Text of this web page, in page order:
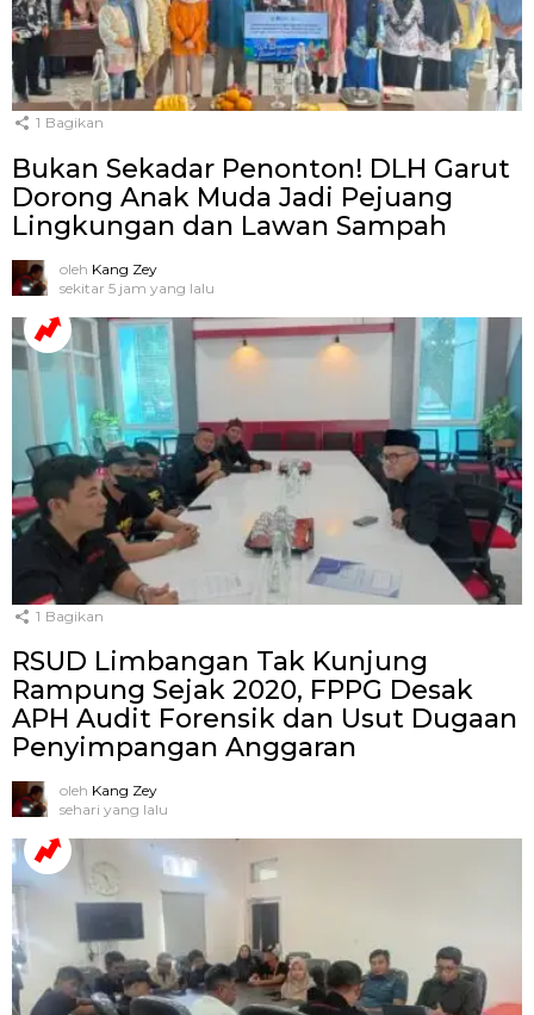
1 Bagikan
Bukan Sekadar Penonton! DLH Garut
Dorong Anak Muda Jadi Pejuang
Lingkungan dan Lawan Sampah
oleh Kang Zey
sekitar 5 jam yang lalu
1 Bagikan
RSUD Limbangan Tak Kunjung
Rampung Sejak 2020, FPPG Desak
APH Audit Forensik dan Usut Dugaan
Penyimpangan Anggaran
oleh Kang Zey
sehari yang lalu